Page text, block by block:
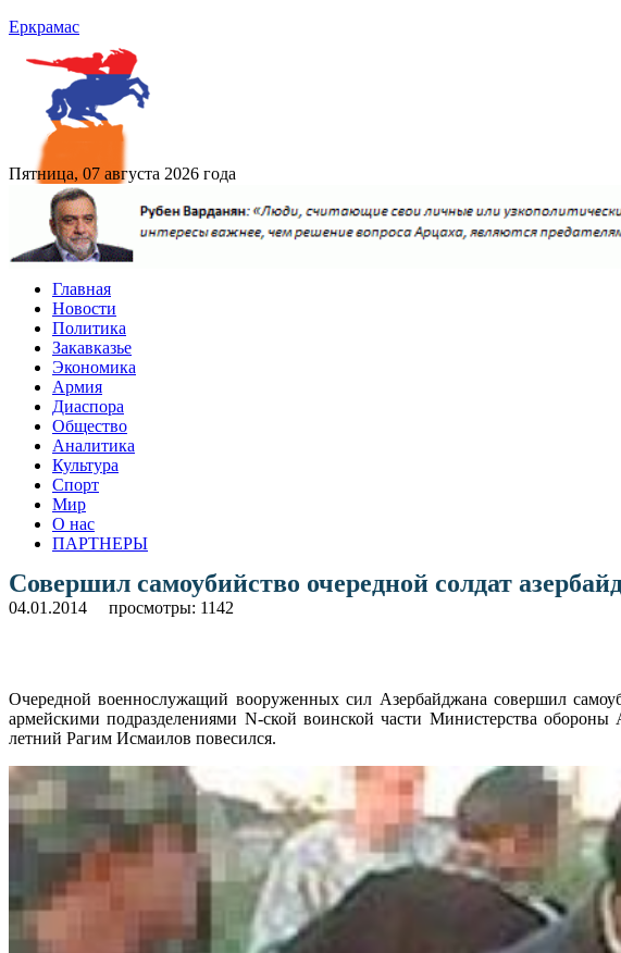
Еркрамас
Пятница, 07 августа 2026 года
Главная
Новости
Политика
Закавказье
Экономика
Армия
Диаспора
Общество
Аналитика
Культура
Спорт
Мир
О нас
ПАРТНЕРЫ
Совершил самоубийство очередной солдат
04.01.2014 просмотры: 1142
Очередной военнослужащий вооруженных сил Азербайджана совершил
армейскими подразделениями N-ской воинской части Министерства
летний Рагим Исмаилов повесился.